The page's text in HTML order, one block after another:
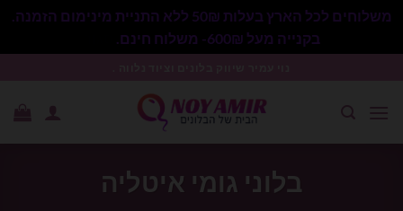
משלוחים לכל הארץ בעלות 50₪ ללא התניית מינימום הזמנה.
בקנייה מעל 600₪- משלוח חינם.
בלוני גומי איטליה